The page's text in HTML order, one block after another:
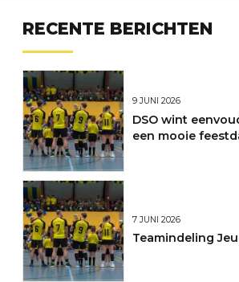
RECENTE BERICHTEN
9 JUNI 2026
DSO wint
een mooie
7 JUNI 2026
Teamindeling